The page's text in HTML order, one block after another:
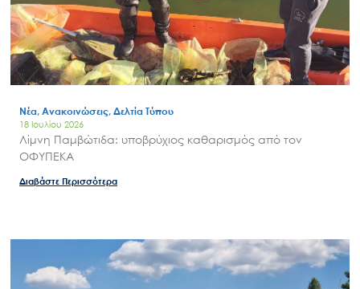
Νέα, Ανακοινώσεις, Δελτία Τύπου
18 Ιουλίου 2026
Λίμνη Παμβώτιδα: υποβρύχιος καθαρισμός από τον
ΟΦΥΠΕΚΑ
Διαβάστε Περισσότερα